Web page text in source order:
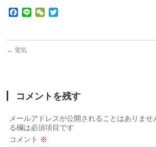
Facebook
Line WeChat
← 電気
コメントを残す
メールアドレスが公開されることはありませ
る欄は必須項目です
コメント ※